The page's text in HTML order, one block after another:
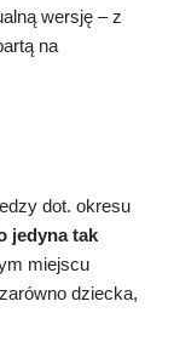
wersję – z
na
dot. okresu
jedyna tak
miejscu
dziecka,